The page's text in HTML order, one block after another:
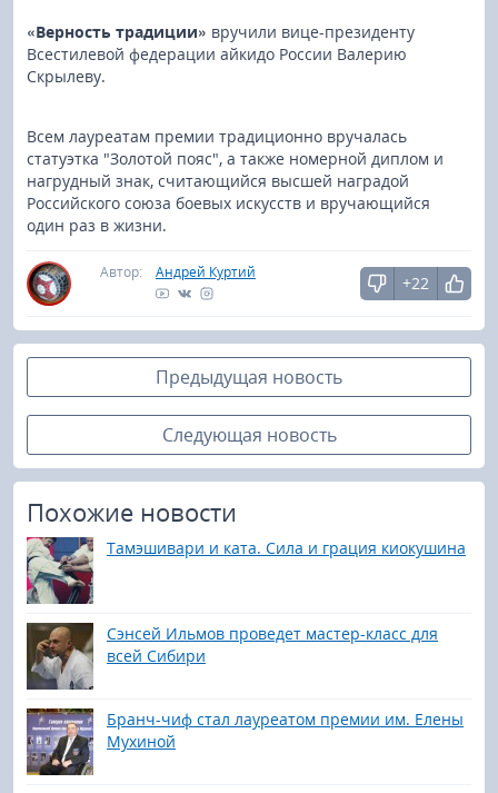
«Верность традиции» вручили вице-президенту
Всестилевой федерации айкидо России Валерию
Скрылеву.
Всем лауреатам премии традиционно вручалась
статуэтка "Золотой пояс", а также номерной диплом и
нагрудный знак, считающийся высшей наградой
Российского союза боевых искусств и вручающийся
один раз в жизни.
Автор: Андрей Куртий
+22
Предыдущая новость
Следующая новость
Похожие новости
Тамэшивари и ката. Сила и грация киокушина
Сэнсей Ильмов проведет мастер-класс для
всей Сибири
Бранч-чиф стал лауреатом премии им. Елены
Мухиной